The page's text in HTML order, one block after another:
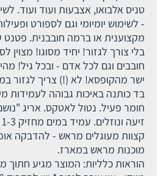
טניס אלבואו, אצבעות ועוד ועוד.
- לשימוש יומיומי וגם לספורט
מקצוענית או ברמה חובבנית. פטנט
בלי צורך לגזור! יחיד מסוגו! מצוין
חובבים וגם לכל אדם - ובכל גיל!
ישר מהקופסא! לא (!) צריך לגזור
בד כותנה באיכות גבוהה לעמידות
חומר פעיל. נטול לאטקס. אריג
מוכנות מראש במארז.
הוראות כלליות: המוצר מגיע חתוך